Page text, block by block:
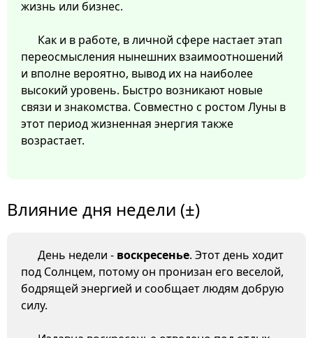
жизнь или бизнес.
Как и в работе, в личной сфере настает этап
переосмысления нынешних взаимоотношений
и вполне вероятно, вывод их на наиболее
высокий уровень. Быстро возникают новые
связи и знакомства. Совместно с ростом Луны в
этот период жизненная энергия также
возрастает.
Влияние дня недели (±)
День недели - воскресенье. Этот день ходит
под Солнцем, потому он пронизан его веселой,
бодрящей энергией и сообщает людям добрую
силу.